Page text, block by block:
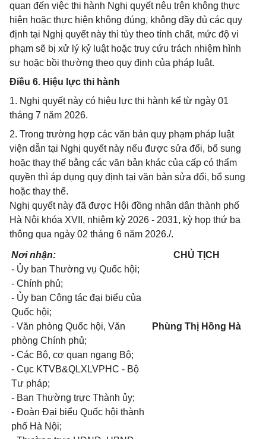
quan đến việc thi hành Nghị quyết nêu trên không thực
hiện hoặc thực hiện không đúng, không đầy đủ các quy
định tại Nghị quyết này thì tùy theo tính chất, mức độ vi
phạm sẽ bị xử lý kỷ luật hoặc truy cứu trách nhiệm hình
sự hoặc bồi thường theo quy định của pháp luật.
Điều 6. Hiệu lực thi hành
1. Nghị quyết này có hiệu lực thi hành kể từ ngày 01
tháng 7 năm 2026.
2. Trong trường hợp các văn bản quy phạm pháp luật
viện dẫn tại Nghị quyết này nếu được sửa đổi, bổ sung
hoặc thay thế bằng các văn bản khác của cấp có thẩm
quyền thì áp dụng quy định tại văn bản sửa đổi, bổ sung
hoặc thay thế.
Nghị quyết này đã được Hội đồng nhân dân thành phố
Hà Nội khóa XVII, nhiệm kỳ 2026 - 2031, kỳ họp thứ ba
thông qua ngày 02 tháng 6 năm 2026./.
Nơi nhận:
- Ủy ban Thường vụ Quốc hội;
- Chính phủ;
- Ủy ban Công tác đại biểu của
Quốc hội;
- Văn phòng Quốc hội, Văn
phòng Chính phủ;
- Các Bộ, cơ quan ngang Bộ;
- Cục KTVB&QLXLVPHC - Bộ
Tư pháp;
- Ban Thường trực Thành ủy;
- Đoàn Đại biểu Quốc hội thành
phố Hà Nội;
CHỦ TỊCH
Phùng Thị Hồng Hà